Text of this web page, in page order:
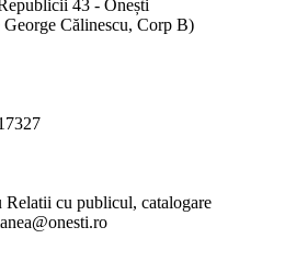
43 - Onești
Călinescu, Corp B)
cu publicul, catalogare